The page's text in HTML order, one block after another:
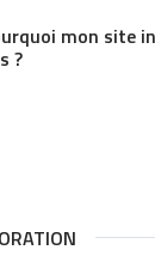
mon site
?